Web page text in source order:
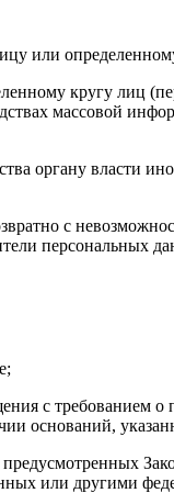
или
кругу лиц
массовой
органу власти
с
персональных
с требованием
оснований,
предусмотренных
или другими